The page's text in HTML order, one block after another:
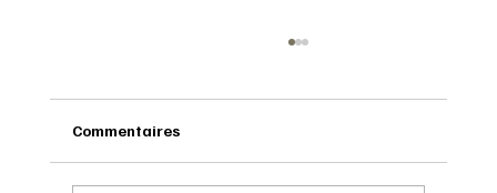
Commentaires